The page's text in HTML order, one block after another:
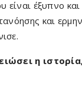
είναι έξυπνο
και
η